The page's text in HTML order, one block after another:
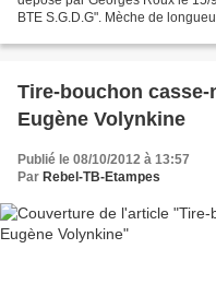
BTE S.G.D.G". Mèche de
Tire-bouchon
Eugène Volynkine
Publié le 08/10/2012 à 13:57
Par Rebel-TB-Etampes